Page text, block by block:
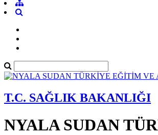
T.C. SAĞLIK BAKANLIĞI
NYALA SUDAN